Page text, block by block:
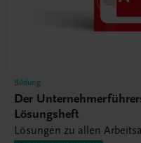
Bildung
Der
Lösungsheft
Lösungen zu allen